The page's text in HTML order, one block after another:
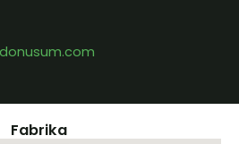
Fabrika